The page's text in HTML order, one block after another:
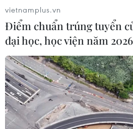
vietnamplus.vn
Điểm chuẩn trúng tuyển
đại học, học viện năm 2026